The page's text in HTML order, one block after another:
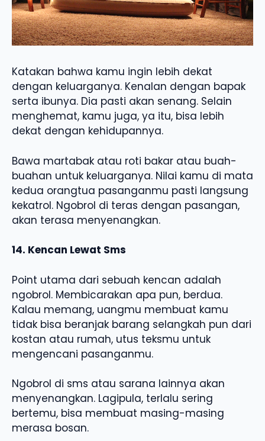
Katakan bahwa kamu ingin lebih dekat
dengan keluarganya. Kenalan dengan bapak
serta ibunya. Dia pasti akan senang. Selain
menghemat, kamu juga, ya itu, bisa lebih
dekat dengan kehidupannya.
Bawa martabak atau roti bakar atau buah-
buahan untuk keluarganya. Nilai kamu di mata
kedua orangtua pasanganmu pasti langsung
kekatrol. Ngobrol di teras dengan pasangan,
akan terasa menyenangkan.
14. Kencan Lewat Sms
Point utama dari sebuah kencan adalah
ngobrol. Membicarakan apa pun, berdua.
Kalau memang, uangmu membuat kamu
tidak bisa beranjak barang selangkah pun dari
kostan atau rumah, utus teksmu untuk
mengencani pasanganmu.
Ngobrol di sms atau sarana lainnya akan
menyenangkan. Lagipula, terlalu sering
bertemu, bisa membuat masing-masing
merasa bosan.